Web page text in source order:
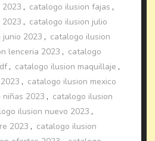
, catalogo ilusion fajas ,
, catalogo ilusion julio
2023 , catalogo ilusion
lenceria 2023 , catalogo
, catalogo ilusion maquillaje ,
, catalogo ilusion mexico
2023 , catalogo ilusion
ilusion nuevo 2023 ,
2023 , catalogo ilusion